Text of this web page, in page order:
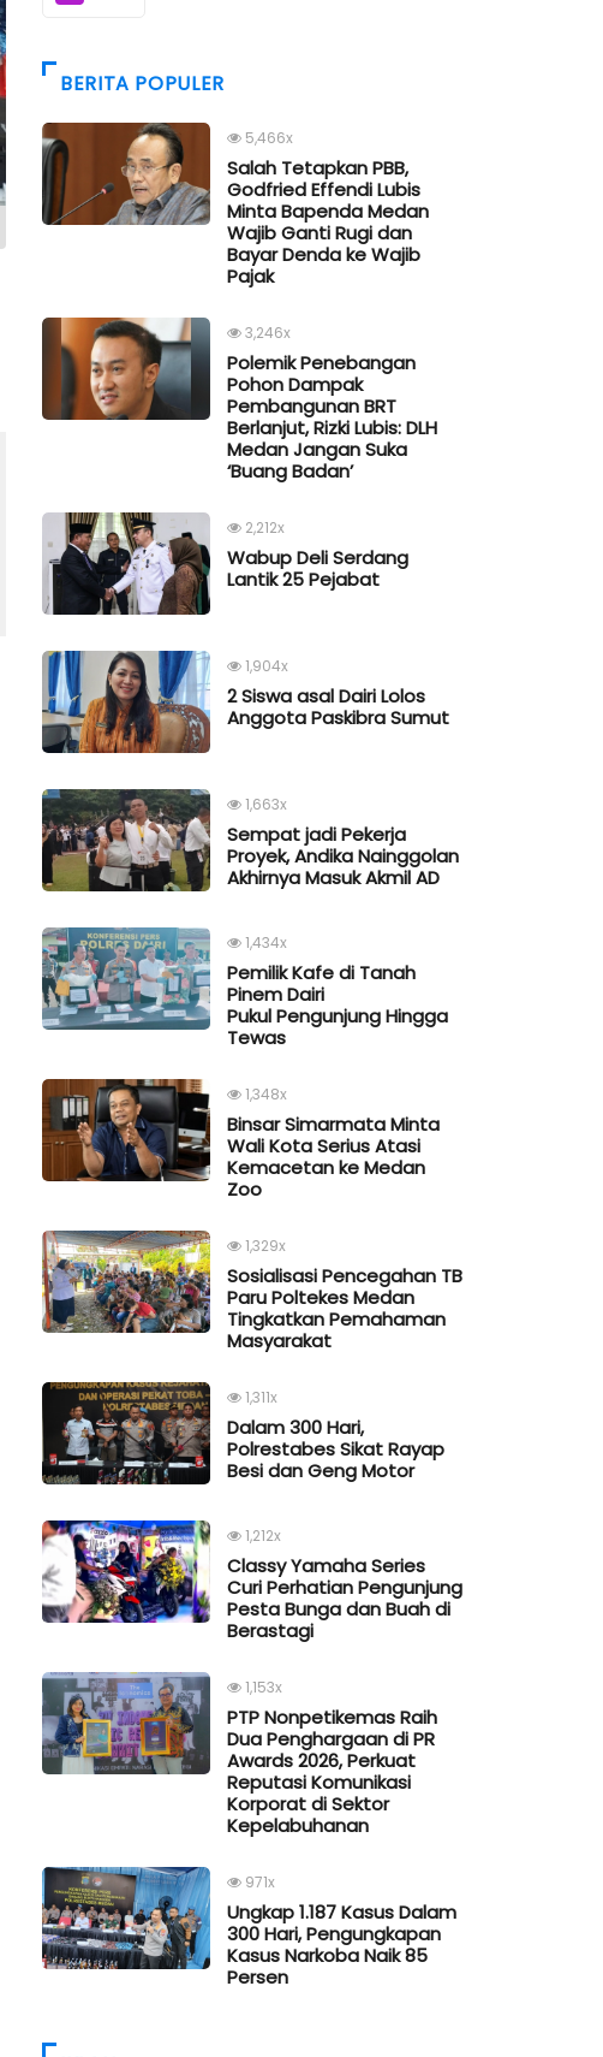
BERITA POPULER
5,466x
Salah Tetapkan PBB,
Godfried Effendi Lubis
Minta Bapenda Medan
Wajib Ganti Rugi dan
Bayar Denda ke Wajib
Pajak
3,246x
Polemik Penebangan
Pohon Dampak
Pembangunan BRT
Berlanjut, Rizki Lubis: DLH
Medan Jangan Suka
‘Buang Badan’
2,212x
Wabup Deli Serdang
Lantik 25 Pejabat
1,904x
2 Siswa asal Dairi Lolos
Anggota Paskibra Sumut
1,663x
Sempat jadi Pekerja
Proyek, Andika Nainggolan
Akhirnya Masuk Akmil AD
1,434x
Pemilik Kafe di Tanah
Pinem Dairi
Pukul Pengunjung Hingga
Tewas
1,348x
Binsar Simarmata Minta
Wali Kota Serius Atasi
Kemacetan ke Medan
Zoo
1,329x
Sosialisasi Pencegahan TB
Paru Poltekes Medan
Tingkatkan Pemahaman
Masyarakat
1,311x
Dalam 300 Hari,
Polrestabes Sikat Rayap
Besi dan Geng Motor
1,212x
Classy Yamaha Series
Curi Perhatian Pengunjung
Pesta Bunga dan Buah di
Berastagi
1,153x
PTP Nonpetikemas Raih
Dua Penghargaan di PR
Awards 2026, Perkuat
Reputasi Komunikasi
Korporat di Sektor
Kepelabuhanan
971x
Ungkap 1.187 Kasus Dalam
300 Hari, Pengungkapan
Kasus Narkoba Naik 85
Persen